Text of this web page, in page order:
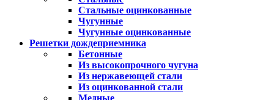
Стальные оцинкованные
Чугунные
Чугунные оцинкованные
Решетки дождеприемника
Бетонные
Из высокопрочного чугуна
Из нержавеющей стали
Из оцинкованной стали